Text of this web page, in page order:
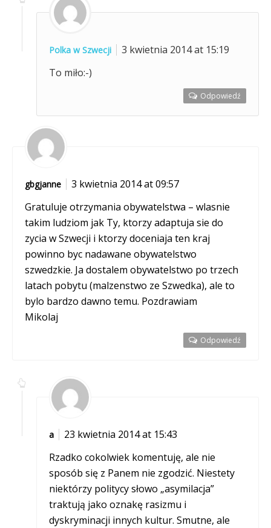
Polka w Szwecji
3 kwietnia 2014 at 15:19
To miło:-)
Odpowiedź
gbgjanne
3 kwietnia 2014 at 09:57
Gratuluje otrzymania obywatelstwa – wlasnie
takim ludziom jak Ty, ktorzy adaptuja sie do
zycia w Szwecji i ktorzy doceniaja ten kraj
powinno byc nadawane obywatelstwo
szwedzkie. Ja dostalem obywatelstwo po trzech
latach pobytu (malzenstwo ze Szwedka), ale to
bylo bardzo dawno temu. Pozdrawiam
Mikolaj
Odpowiedź
a
23 kwietnia 2014 at 15:43
Rzadko cokolwiek komentuję, ale nie
sposób się z Panem nie zgodzić. Niestety
niektórzy politycy słowo „asymilacja”
traktują jako oznakę rasizmu i
dyskryminacji innych kultur. Smutne, ale